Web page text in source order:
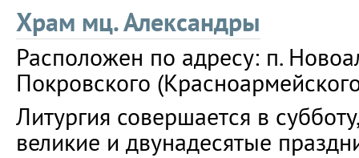
Храм мц. Александры
Расположен по адресу: п.
Покровского
Литургия совершается в
великие и двунадесятые